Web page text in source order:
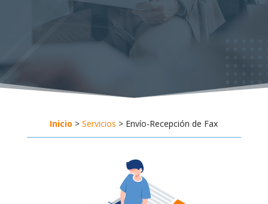
Inicio >Servicios > Envío-Recepción de Fax